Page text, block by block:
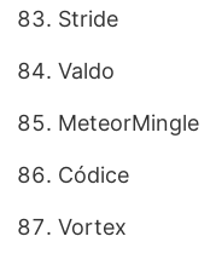
Stride
Valdo
MeteorMingle
Códice
Vortex